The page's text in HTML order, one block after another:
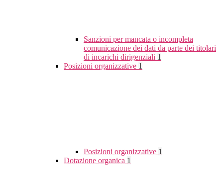
Sanzioni per mancata o incompleta
comunicazione dei dati da parte dei titolari
di incarichi dirigenziali 1
Posizioni organizzative 1
Posizioni organizzative 1
Dotazione organica 1